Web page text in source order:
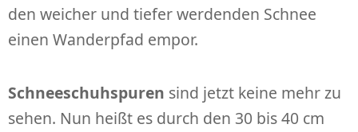
den weicher und tiefer werdenden Schnee
einen Wanderpfad empor.
Schneeschuhspuren sind jetzt keine mehr zu
sehen. Nun heißt es durch den 30 bis 40 cm